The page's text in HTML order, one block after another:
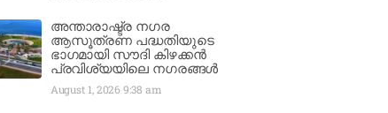
അന്താരാഷ്ട്ര നഗര
ആസൂത്രണ പദ്ധതിയുടെ
ഭാഗമായി സൗദി കിഴക്കൻ
പ്രവിശ്യയിലെ നഗരങ്ങൾ
August 1, 20269:38 am